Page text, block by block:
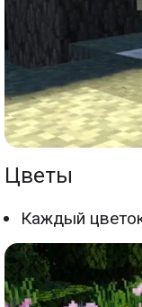
Цветы
Каждый